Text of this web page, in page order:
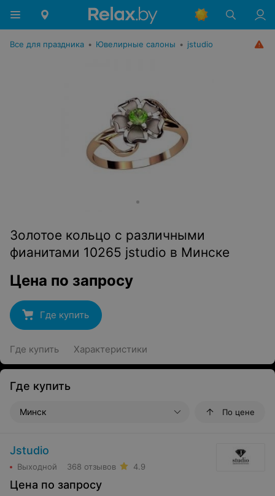
Все для праздника • Ювелирные салоны • jstudio
Золотое кольцо с различными
фианитами 10265 jstudio в Минске
Цена по запросу
Где купить
Где купить Характеристики
Где купить
Минск По цене
Jstudio
Выходной 368 отзывов 4.9
Цена по запросу